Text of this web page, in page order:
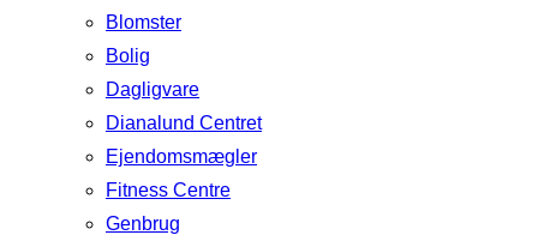
Blomster
Bolig
Dagligvare
Dianalund Centret
Ejendomsmægler
Fitness Centre
Genbrug